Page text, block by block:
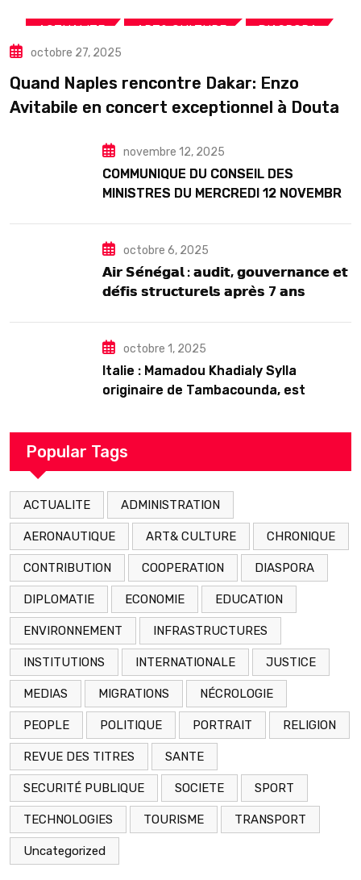
ACTUALITE ART& CULTURE DIASPORA
TOURISME
octobre 27, 2025
Quand Naples rencontre Dakar: Enzo
Avitabile en concert exceptionnel à Douta
novembre 12, 2025
COMMUNIQUE DU CONSEIL DES
MINISTRES DU MERCREDI 12 NOVEMBRE
octobre 6, 2025
𝗔𝗶𝗿 𝗦𝗲́𝗻𝗲́𝗴𝗮𝗹 : 𝗮𝘂𝗱𝗶𝘁, 𝗴𝗼𝘂𝘃𝗲𝗿𝗻𝗮𝗻𝗰𝗲 𝗲𝘁
𝗱𝗲́𝗳𝗶𝘀 𝘀𝘁𝗿𝘂𝗰𝘁𝘂𝗿𝗲𝗹𝘀 𝗮𝗽𝗿𝗲̀𝘀 7 𝗮𝗻𝘀
octobre 1, 2025
Italie : Mamadou Khadialy Sylla
originaire de Tambacounda, est
arrestation
Popular Tags
ACTUALITE ADMINISTRATION
AERONAUTIQUE ART& CULTURE CHRONIQUE
CONTRIBUTION COOPERATION DIASPORA
DIPLOMATIE ECONOMIE EDUCATION
ENVIRONNEMENT INFRASTRUCTURES
INSTITUTIONS INTERNATIONALE JUSTICE
MEDIAS MIGRATIONS NÉCROLOGIE
PEOPLE POLITIQUE PORTRAIT RELIGION
REVUE DES TITRES SANTE
SECURITÉ PUBLIQUE SOCIETE SPORT
TECHNOLOGIES TOURISME TRANSPORT
Uncategorized